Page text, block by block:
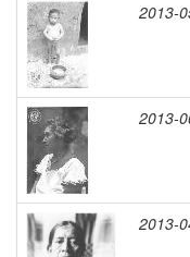
2013-
2013-
2013-